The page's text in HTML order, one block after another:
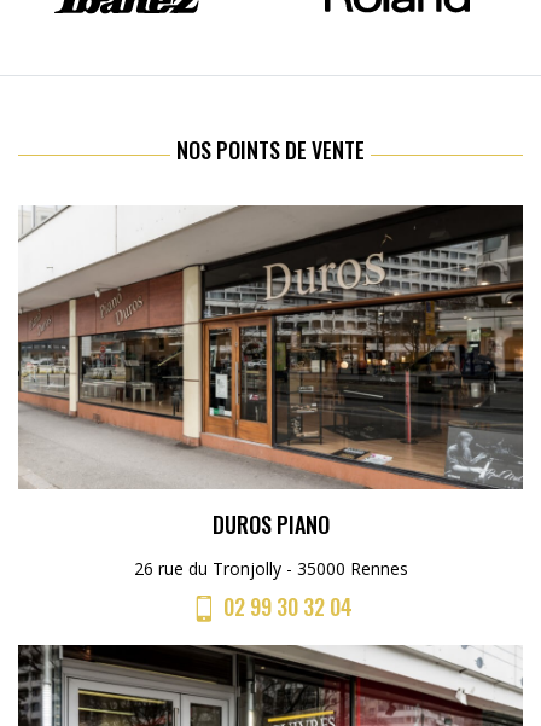
NOS POINTS DE VENTE
DUROS PIANO
26 rue du Tronjolly - 35000 Rennes
02 99 30 32 04